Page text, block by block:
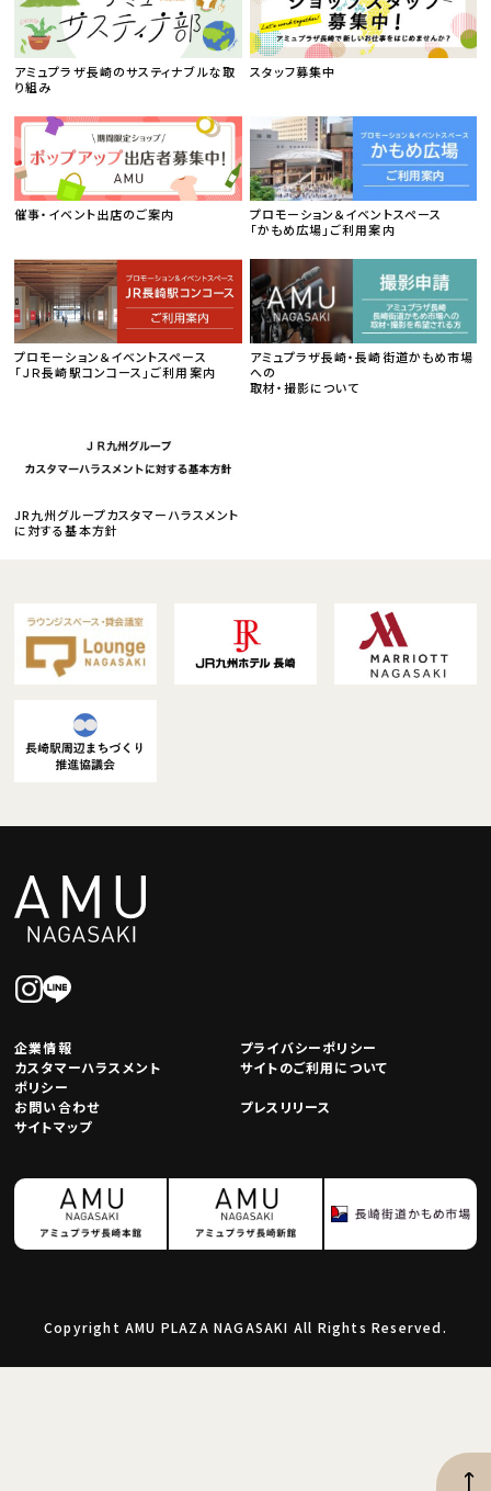
アミュプラザ長崎のサスティナブルな取
り組み
スタッフ募集中
催事・イベント出店のご案内
プロモーション＆イベントスペース
「かもめ広場」ご利用案内
プロモーション＆イベントスペース
「ＪＲ長崎駅コンコース」ご利用案内
アミュプラザ長崎・長崎街道かもめ市場
への
取材・撮影について
JR九州グループカスタマーハラスメント
に対する基本方針
企業情報
プライバシーポリシー
カスタマーハラスメント
ポリシー
サイトのご利用について
お問い合わせ
プレスリリース
サイトマップ
Copyright AMU PLAZA NAGASAKI All Rights Reserved.